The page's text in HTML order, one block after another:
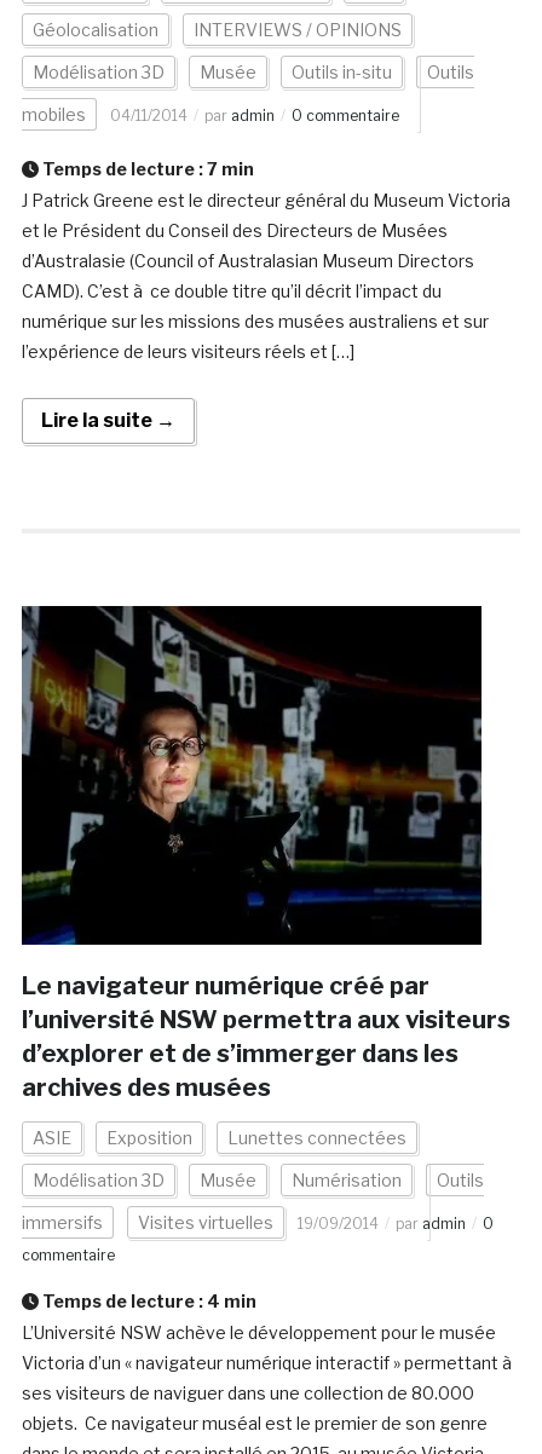
Géolocalisation INTERVIEWS / OPINIONS
Modélisation 3D Musée Outils in-situ Outils
mobiles 04/11/2014 par admin 0 commentaire
Temps de lecture :7 min
J Patrick Greene est le directeur général du Museum Victoria
et le Président du Conseil des Directeurs de Musées
d’Australasie (Council of Australasian Museum Directors
CAMD). C’est à ce double titre qu’il décrit l’impact du
numérique sur les missions des musées australiens et sur
l’expérience de leurs visiteurs réels et […]
Lire la suite →
Le navigateur numérique créé par
l’université NSW permettra aux visiteurs
d’explorer et de s’immerger dans les
archives des musées
ASIE Exposition Lunettes connectées
Modélisation 3D Musée Numérisation Outils
immersifs Visites virtuelles 19/09/2014 par admin
0
commentaire
Temps de lecture : 4 min
L’Université NSW achève le développement pour le musée
Victoria d’un « navigateur numérique interactif » permettant à
ses visiteurs de naviguer dans une collection de 80.000
objets. Ce navigateur muséal est le premier de son genre